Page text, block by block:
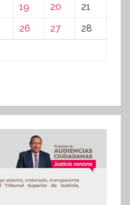
19 20
21
26 27
28